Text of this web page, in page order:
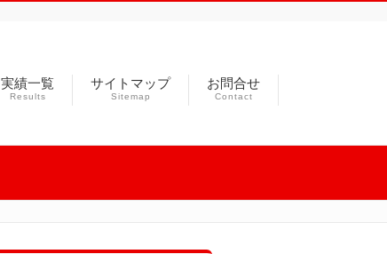
実績一覧
Results
サイトマップ
Sitemap
お問合せ
Contact